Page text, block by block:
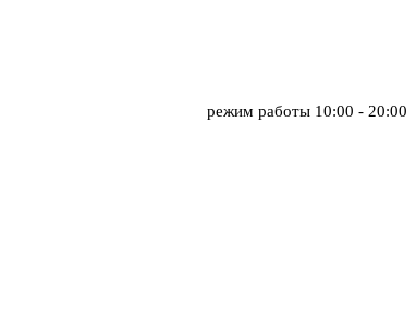
режим работы 10:00 - 20:00